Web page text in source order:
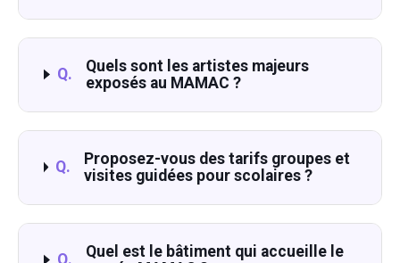
Q.
Quels sont les artistes majeurs
exposés au MAMAC ?
Q.
Proposez-vous des tarifs groupes et
visites guidées pour scolaires ?
Q.
Quel est le bâtiment qui accueille le